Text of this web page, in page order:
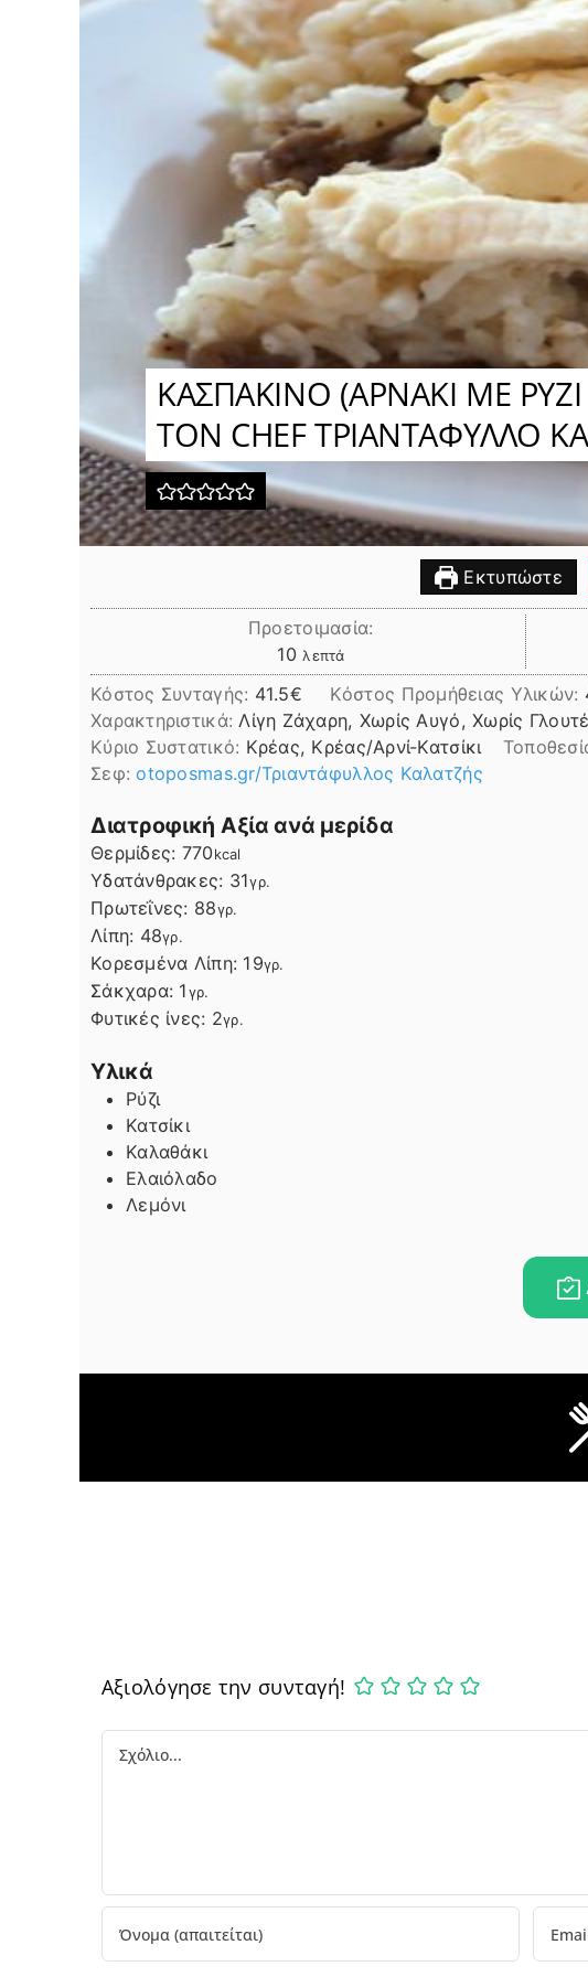
ΚΑΣΠΑΚΙΝΟ (ΑΡΝΑΚΙ ΜΕ
ΤΟΝ CHEF ΤΡΙΑΝΤΑΦΥΛΛΟ
Εκτυπώστε
Προετοιμασία:
10 λεπτά
λεπτά
Κόστος Συνταγής: 41.5€ Kόστος Προμήθειας Υλικών:
Χαρακτηριστικά: Λίγη Ζάχαρη, Χωρίς Αυγό, Χωρίς
Kύριο Συστατικό: Κρέας, Κρέας/Αρνί-Κατσίκι
Σεφ:otoposmas.gr/Τριαντάφυλλος Καλατζής
Διατροφική Αξία ανά μερίδα
Θερμίδες: 770kcal
Υδατάνθρακες: 31γρ.
Πρωτεΐνες: 88γρ.
Λίπη
Λίπη: 48γρ.
Κορεσμένα Λίπη: 19γρ.
Σάκχαρα: 1γρ.
Φυτικές ίνες: 2γρ.
Υλικά
Ρύζι
Κατσίκι
Καλαθάκι
Ελαιόλαδο
Λεμόνι
Αξιολόγησε την συνταγή!
Comment